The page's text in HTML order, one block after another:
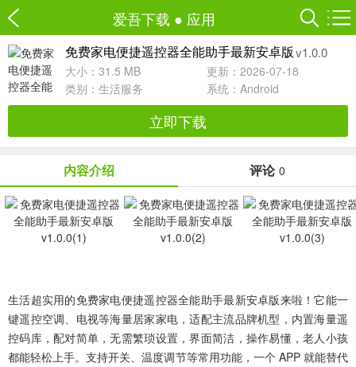
爱吾下载 ● 应用
免费家电便捷遥控器全能助手最新安卓版 v1.0.0
大小：31.5 MB
更新：2026-07-18
类别： 生活服务 系统：Android
立即下载
内容介绍 评论 0
生活超实用的免费家电便捷遥控器全能助手最新安卓版来啦！它能一
键遥控空调、电视等海量居家家电，适配主流品牌机型，内置海量遥
控码库，配对简单，无需繁琐设置，界面简洁，操作易懂，老人小孩
都能轻松上手。支持开关、温度调节等常用功能，一个 APP 就能替代